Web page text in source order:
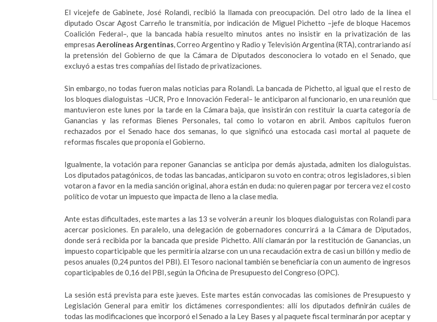
El vicejefe de Gabinete, José Rolandi, recibió la llamada con preocupación. Del otro lado de la línea el
diputado Oscar Agost Carreño le transmitía, por indicación de Miguel Pichetto –jefe de bloque Hacemos
Coalición Federal–, que la bancada había resuelto minutos antes no insistir en la privatización de las
empresas Aerolíneas Argentinas, Correo Argentino y Radio y Televisión Argentina (RTA), contrariando así
la pretensión del Gobierno de que la Cámara de Diputados desconociera lo votado en el Senado, que
excluyó a estas tres compañías del listado de privatizaciones.
Sin embargo, no todas fueron malas noticias para Rolandi. La bancada de Pichetto, al igual que el resto de
los bloques dialoguistas –UCR, Pro e Innovación Federal– le anticiparon al funcionario, en una reunión que
mantuvieron este lunes por la tarde en la Cámara baja, que insistirán con restituir la cuarta categoría de
Ganancias y las reformas Bienes Personales, tal como lo votaron en abril. Ambos capítulos fueron
rechazados por el Senado hace dos semanas, lo que significó una estocada casi mortal al paquete de
reformas fiscales que proponía el Gobierno.
Igualmente, la votación para reponer Ganancias se anticipa por demás ajustada, admiten los dialoguistas.
Los diputados patagónicos, de todas las bancadas, anticiparon su voto en contra; otros legisladores, si bien
votaron a favor en la media sanción original, ahora están en duda: no quieren pagar por tercera vez el costo
político de votar un impuesto que impacta de lleno a la clase media.
Ante estas dificultades, este martes a las 13 se volverán a reunir los bloques dialoguistas con Rolandi para
acercar posiciones. En paralelo, una delegación de gobernadores concurrirá a la Cámara de Diputados,
donde será recibida por la bancada que preside Pichetto. Allí clamarán por la restitución de Ganancias, un
impuesto coparticipable que les permitiría alzarse con un una recaudación extra de casi un billón y medio de
pesos anuales (0,24 puntos del PBI). El Tesoro nacional también se beneficiaría con un aumento de ingresos
coparticipables de 0,16 del PBI, según la Oficina de Presupuesto del Congreso (OPC).
La sesión está prevista para este jueves. Este martes están convocadas las comisiones de Presupuesto y
Legislación General para emitir los dictámenes correspondientes: allí los diputados definirán cuáles de
todas las modificaciones que incorporó el Senado a la Ley Bases y al paquete fiscal terminarán por aceptar y